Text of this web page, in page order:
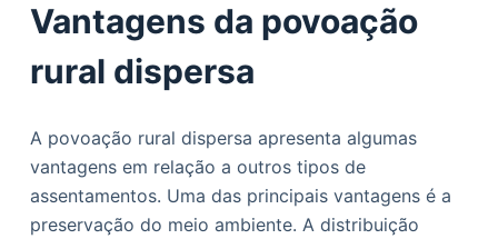
Vantagens da povoação
rural dispersa
A povoação rural dispersa apresenta algumas
vantagens em relação a outros tipos de
assentamentos. Uma das principais vantagens é a
preservação do meio ambiente. A distribuição